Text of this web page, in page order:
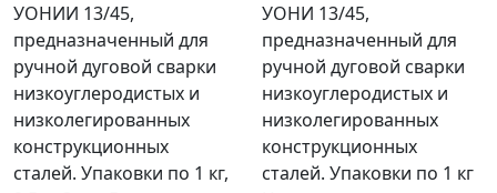
УОНИИ 13/45,
предназначенный для
ручной дуговой сварки
низкоуглеродистых и
низколегированных
конструкционных
сталей. Упаковки по 1 кг,
УОНИ 13/45,
предназначенный для
ручной дуговой сварки
низкоуглеродистых и
низколегированных
конструкционных
сталей. Упаковки по 1 кг